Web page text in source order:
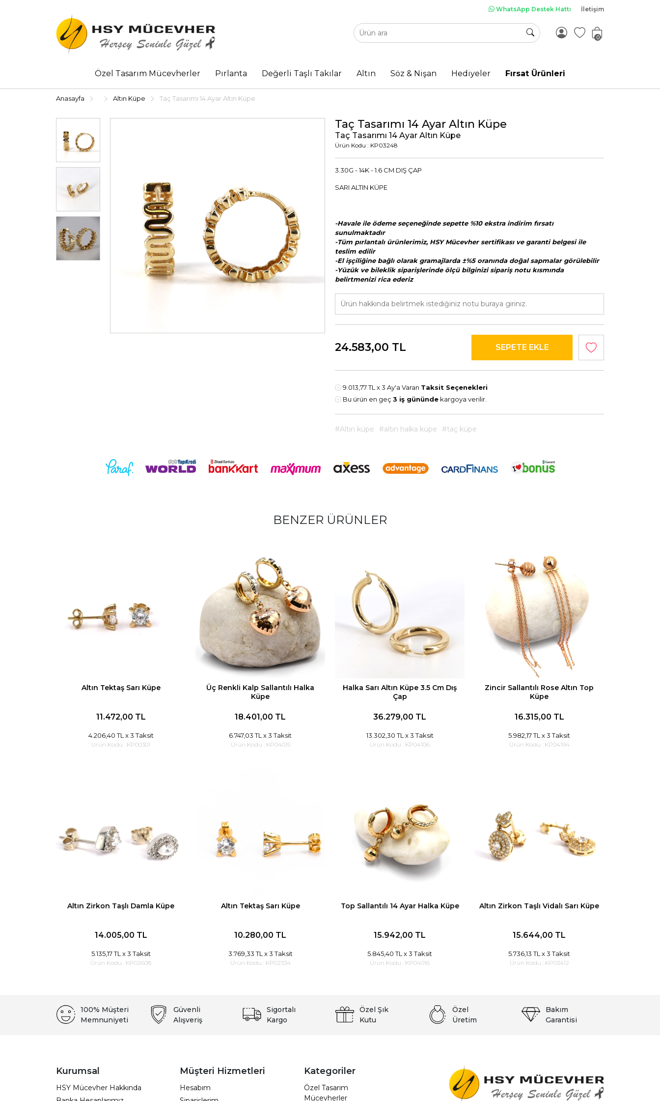
WhatsApp Destek Hattı İletişim
0
Özel Tasarım Mücevherler Pırlanta Değerli Taşlı Takılar Altın Söz & Nişan Hediyeler Fırsat Ürünleri
Anasayfa Altın Küpe Taç Tasarımı 14 Ayar Altın Küpe
Taç Tasarımı 14 Ayar Altın Küpe
Taç Tasarımı 14 Ayar Altın Küpe
Ürün Kodu : KP03248
3.30G - 14K - 1.6 CM DIŞ ÇAP
SARI ALTIN KÜPE
-Havale ile ödeme seçeneğinde sepette %10 ekstra indirim fırsatı
sunulmaktadır
-Tüm pırlantalı ürünlerimiz, HSY Mücevher sertifikası ve garanti belgesi ile
teslim edilir
-El işçiliğine bağlı olarak gramajlarda ±%5 oranında doğal sapmalar görülebilir
-Yüzük ve bileklik siparişlerinde ölçü bilginizi sipariş notu kısmında
belirtmenizi rica ederiz
24.583,00 TL
9.013,77 TL x 3 Ay'a Varan Taksit Seçenekleri
Bu ürün en geç 3 iş gününde kargoya verilir.
#Altın küpe #altın halka küpe #taç küpe
BENZER ÜRÜNLER
Altın Tektaş Sarı Küpe
11.472,00 TL
4.206,40 TL x 3 Taksit
Ürün Kodu : KP00301
Üç Renkli Kalp Sallantılı Halka
Küpe
18.401,00 TL
6.747,03 TL x 3 Taksit
Ürün Kodu : KP04015
Halka Sarı Altın Küpe 3.5 Cm Dış
Çap
36.279,00 TL
13.302,30 TL x 3 Taksit
Ürün Kodu : KP04106
Zincir Sallantılı Rose Altın Top
Küpe
16.315,00 TL
5.982,17 TL x 3 Taksit
Ürün Kodu : KP04194
Altın Zirkon Taşlı Damla Küpe
14.005,00 TL
5.135,17 TL x 3 Taksit
Ürün Kodu : KP02608
Altın Tektaş Sarı Küpe
10.280,00 TL
3.769,33 TL x 3 Taksit
Ürün Kodu : KP02334
Top Sallantılı 14 Ayar Halka Küpe
15.942,00 TL
5.845,40 TL x 3 Taksit
Ürün Kodu : KP04016
Altın Zirkon Taşlı Vidalı Sarı Küpe
15.644,00 TL
5.736,13 TL x 3 Taksit
Ürün Kodu : KP03412
100% Müşteri
Memnuniyeti
Güvenli
Alışveriş
Sigortalı
Kargo
Özel Şık
Kutu
Özel
Üretim
Bakım
Garantisi
Kurumsal
HSY Mücevher Hakkında
Müşteri Hizmetleri
Hesabım
Kategoriler
Özel Tasarım
Mücevherler